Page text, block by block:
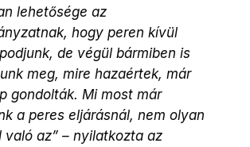
lehetősége az
hogy peren kívül
de végül bármiben is
meg, mire hazaértek, már
gondolták. Mi most már
a peres eljárásnál, nem olyan
való az” – nyilatkozta az